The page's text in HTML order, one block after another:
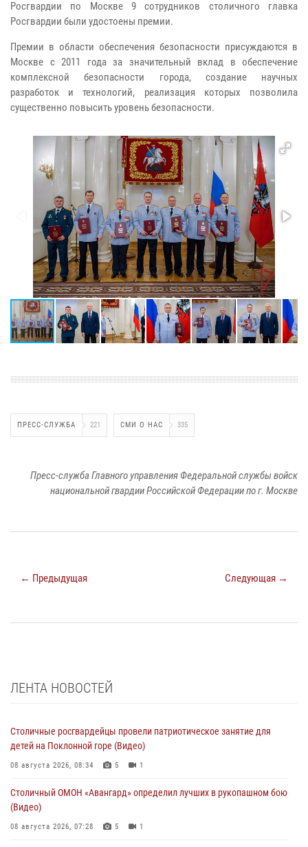
Росгвардии по Москве 9 сотрудников столичного главка
Росгвардии были удостоены премии.
Премии в области обеспечения безопасности присуждаются в
Москве с 2011 года за значительный вклад в обеспечение
комплексной безопасности города, создание научных
разработок и технологий, реализация которых позволила
существенно повысить уровень безопасности.
ПРЕСС-СЛУЖБА 221 СМИ О НАС 335
Пресс-служба Главного управления Федеральной службы войск
национальной гвардии Российской Федерации по г. Москве
← Предыдущая Следующая →
ЛЕНТА НОВОСТЕЙ
Столичные росгвардейцы провели патриотическое занятие для
детей на Поклонной горе (Видео)
08 августа 2026, 08:34 5 1
Столичный ОМОН «Авангард» определил лучших в рукопашном бою
(Видео)
08 августа 2026, 07:28 5 1